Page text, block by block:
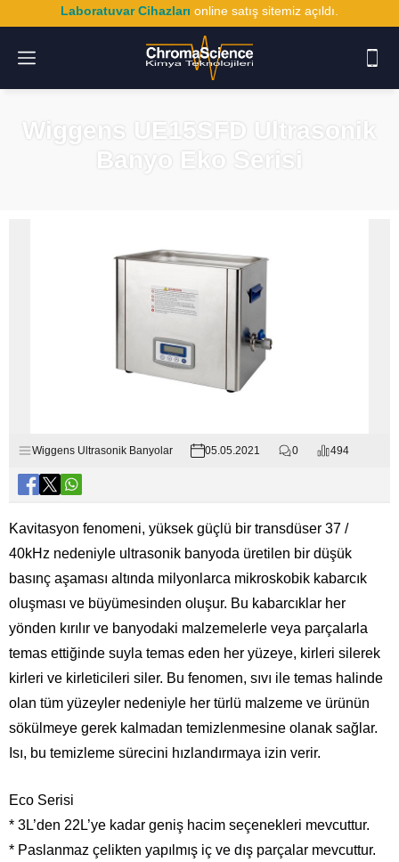
Laboratuvar Cihazları online satış sitemiz açıldı.
Wiggens UE15SFD Ultrasonik
Banyo Eko Serisi
Wiggens Ultrasonik Banyolar 05.05.2021 0 494
Kavitasyon fenomeni, yüksek güçlü bir transdüser 37 /
40kHz nedeniyle ultrasonik banyoda üretilen bir düşük
basınç aşaması altında milyonlarca mikroskobik kabarcık
oluşması ve büyümesinden oluşur. Bu kabarcıklar her
yönden kırılır ve banyodaki malzemelerle veya parçalarla
temas ettiğinde suyla temas eden her yüzeye, kirleri silerek
kirleri ve kirleticileri siler. Bu fenomen, sıvı ile temas halinde
olan tüm yüzeyler nedeniyle her türlü malzeme ve ürünün
sökülmeye gerek kalmadan temizlenmesine olanak sağlar.
Isı, bu temizleme sürecini hızlandırmaya izin verir.
Eco Serisi
* 3L’den 22L’ye kadar geniş hacim seçenekleri mevcuttur.
* Paslanmaz çelikten yapılmış iç ve dış parçalar mevcuttur.